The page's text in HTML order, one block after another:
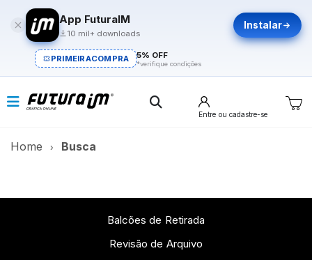
App FuturaIM
10 mil+ downloads
Instalar
PRIMEIRACOMPRA 5% OFF
*verifique condições
Entre ou cadastre-se
Home Busca
Balcões de Retirada
Revisão de Arquivo